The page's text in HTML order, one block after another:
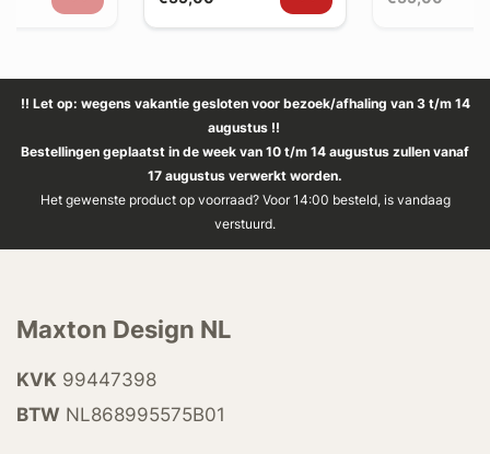
!! Let op: wegens vakantie gesloten voor bezoek/afhaling van 3 t/m 14
augustus !!
Bestellingen geplaatst in de week van 10 t/m 14 augustus zullen vanaf
17 augustus verwerkt worden.
Het gewenste product op voorraad? Voor 14:00 besteld, is vandaag
verstuurd.
Maxton Design NL
KVK 99447398
BTW NL868995575B01